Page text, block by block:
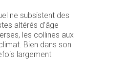
ne subsistent des
altérés d’âge
les collines aux
Bien dans son
largement